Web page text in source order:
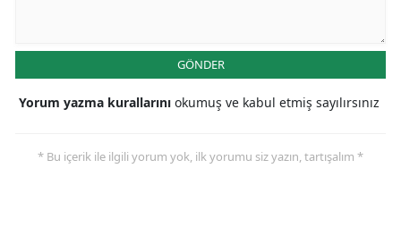
GÖNDER
Yorum yazma kurallarını okumuş ve kabul etmiş sayılırsınız
* Bu içerik ile ilgili yorum yok, ilk yorumu siz yazın, tartışalım *